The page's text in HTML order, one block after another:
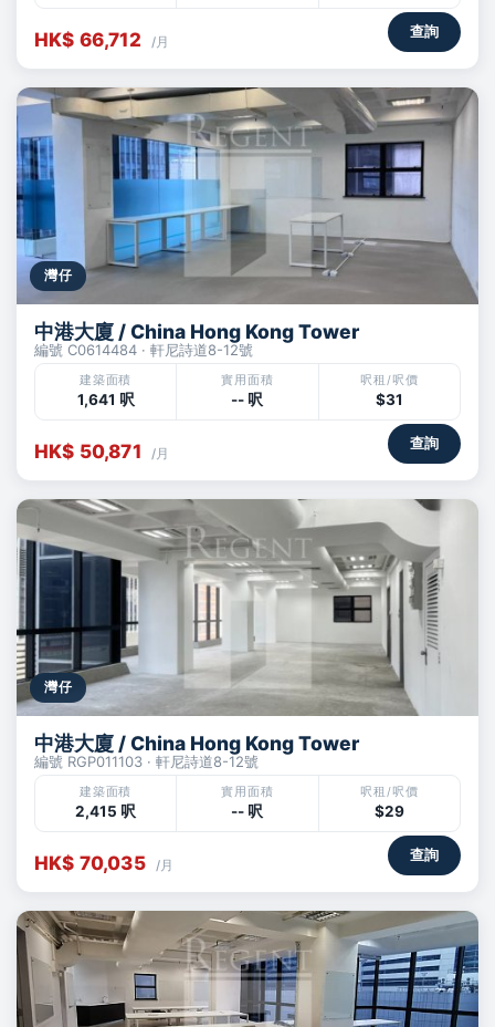
HK$ 66,712 /月
查詢
灣仔
中港大廈 / China Hong Kong Tower
編號 C0614484 · 軒尼詩道8-12號
建築面積
1,641 呎
實用面積
-- 呎
呎租/呎價
$31
HK$ 50,871 /月
查詢
灣仔
中港大廈 / China Hong Kong Tower
編號 RGP011103 · 軒尼詩道8-12號
建築面積
2,415 呎
實用面積
-- 呎
呎租/呎價
$29
HK$ 70,035 /月
查詢